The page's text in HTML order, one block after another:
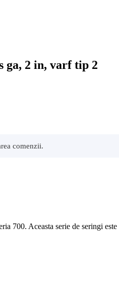
ga, 2 in, varf tip 2
comenzii.
700. Aceasta serie de seringi